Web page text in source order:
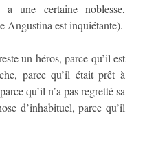
a une certaine noblesse,
Angustina est inquiétante).
un héros, parce qu’il est
parce qu’il était prêt à
qu’il n’a pas regretté sa
d’inhabituel, parce qu’il